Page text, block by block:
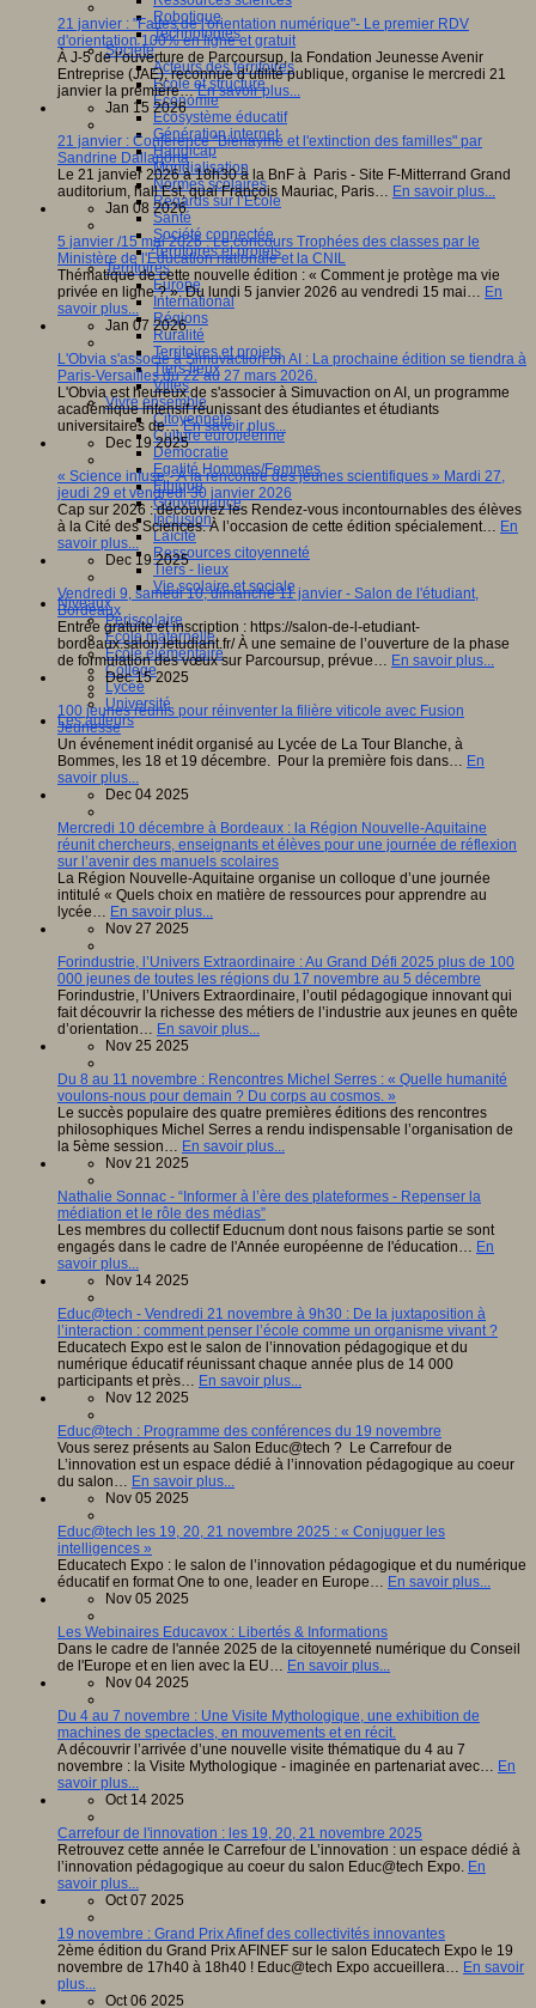
Robotique
Technologies
Société
Acteurs des territoires
Ecole et structure
Economie
Ecosystème éducatif
Génération internet
Handicap
Mondialisation
Normes scolaires
Regards sur l’Ecole
Santé
Société connectée
Territoires et projets
Territoires
Europe
International
Régions
Ruralité
Territoires et projets
Tiers lieux
Villes
Vivre ensemble
Citoyenneté
Culture européenne
Démocratie
Egalité Hommes/Femmes
Ethique
Gouvernance
Inclusion
Laïcité
Ressources citoyenneté
Tiers - lieux
Vie scolaire et sociale
Niveaux
Périscolaire
Ecole maternelle
Ecole élémentaire
Collège
Lycée
Université
Les auteurs
21 janvier : "Faites de l'orientation numérique"- Le premier RDV
d'orientation 100% en ligne et gratuit
À J-5 de l’ouverture de Parcoursup, la Fondation Jeunesse Avenir
Entreprise (JAE), reconnue d’utilité publique, organise le mercredi 21
janvier la première…En savoir plus...
Jan 15 2026
21 janvier : Conférence "Bienaymé et l'extinction des familles" par
Sandrine Dallaporta
Le 21 janvier 2026 à 18h30 à la BnF à Paris - Site F-Mitterrand Grand
auditorium, hall Est, quai François Mauriac, Paris… En savoir plus...
Jan 08 2026
5 janvier /15 mai 2026 : Le concours Trophées des classes par le
Ministère de l'Éducation nationale et la CNIL
Thématique de cette nouvelle édition : « Comment je protège ma vie
privée en ligne ? ». Du lundi 5 janvier 2026 au vendredi 15 mai… En
savoir plus...
Jan 07 2026
L'Obvia s'associe à Simuvaction on AI : La prochaine édition se tiendra à
Paris-Versailles du 22 au 27 mars 2026.
L'Obvia est heureux de s'associer à Simuvaction on AI, un programme
académique intensif réunissant des étudiantes et étudiants
universitaires de…En savoir plus...
Dec 19 2025
« Science infuse - À la rencontre des jeunes scientifiques » Mardi 27,
jeudi 29 et vendredi 30 janvier 2026
Cap sur 2026 : découvrez les Rendez-vous incontournables des élèves
à la Cité des Sciences. À l’occasion de cette édition spécialement… En
savoir plus...
Dec 19 2025
Vendredi 9, samedi 10, dimanche 11 janvier - Salon de l'étudiant,
Bordeaux
Entrée gratuite et inscription : https://salon-de-l-etudiant-
bordeaux.salon.letudiant.fr/ À une semaine de l’ouverture de la phase
de formulation des vœux sur Parcoursup, prévue… En savoir plus...
Dec 15 2025
100 jeunes réunis pour réinventer la filière viticole avec Fusion
Jeunesse
Un événement inédit organisé au Lycée de La Tour Blanche, à
Bommes, les 18 et 19 décembre. Pour la première fois dans… En
savoir plus...
Dec 04 2025
Mercredi 10 décembre à Bordeaux : la Région Nouvelle-Aquitaine
réunit chercheurs, enseignants et élèves pour une journée de réflexion
sur l’avenir des manuels scolaires
La Région Nouvelle-Aquitaine organise un colloque d’une journée
intitulé « Quels choix en matière de ressources pour apprendre au
lycée… En savoir plus...
Nov 27 2025
Forindustrie, l’Univers Extraordinaire : Au Grand Défi 2025 plus de 100
000 jeunes de toutes les régions du 17 novembre au 5 décembre
Forindustrie, l’Univers Extraordinaire, l’outil pédagogique innovant qui
fait découvrir la richesse des métiers de l’industrie aux jeunes en quête
d’orientation… En savoir plus...
Nov 25 2025
Du 8 au 11 novembre : Rencontres Michel Serres : « Quelle humanité
voulons-nous pour demain ? Du corps au cosmos. »
Le succès populaire des quatre premières éditions des rencontres
philosophiques Michel Serres a rendu indispensable l’organisation de
la 5ème session… En savoir plus...
Nov 21 2025
Nathalie Sonnac - “Informer à l’ère des plateformes - Repenser la
médiation et le rôle des médias”
Les membres du collectif Educnum dont nous faisons partie se sont
engagés dans le cadre de l'Année européenne de l'éducation… En
savoir plus...
Nov 14 2025
Educ@tech - Vendredi 21 novembre à 9h30 : De la juxtaposition à
l’interaction : comment penser l’école comme un organisme vivant ?
Educatech Expo est le salon de l’innovation pédagogique et du
numérique éducatif réunissant chaque année plus de 14 000
participants et près… En savoir plus...
Nov 12 2025
Educ@tech : Programme des conférences du 19 novembre
Vous serez présents au Salon Educ@tech ? Le Carrefour de
L’innovation est un espace dédié à l’innovation pédagogique au coeur
du salon… En savoir plus...
Nov 05 2025
Educ@tech les 19, 20, 21 novembre 2025 : « Conjuguer les
intelligences »
Educatech Expo : le salon de l’innovation pédagogique et du numérique
éducatif en format One to one, leader en Europe… En savoir plus...
Nov 05 2025
Les Webinaires Educavox : Libertés & Informations
Dans le cadre de l'année 2025 de la citoyenneté numérique du Conseil
de l'Europe et en lien avec la EU… En savoir plus...
Nov 04 2025
Du 4 au 7 novembre : Une Visite Mythologique, une exhibition de
machines de spectacles, en mouvements et en récit.
A découvrir l’arrivée d’une nouvelle visite thématique du 4 au 7
novembre : la Visite Mythologique - imaginée en partenariat avec… En
savoir plus...
Oct 14 2025
Carrefour de l'innovation : les 19, 20, 21 novembre 2025
Retrouvez cette année le Carrefour de L’innovation : un espace dédié à
l’innovation pédagogique au coeur du salon Educ@tech Expo. En
savoir plus...
Oct 07 2025
19 novembre : Grand Prix Afinef des collectivités innovantes
2ème édition du Grand Prix AFINEF sur le salon Educatech Expo le 19
novembre de 17h40 à 18h40 ! Educ@tech Expo accueillera… En savoir
plus...
Oct 06 2025